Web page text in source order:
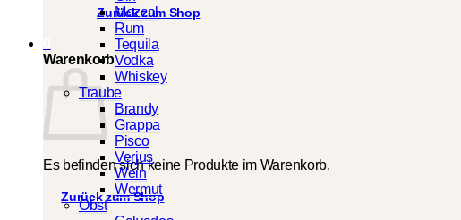
Zurück zum Shop
Warenkorb
Es befinden sich keine Produkte im Warenkorb.
Zurück zum Shop
Mezcal
Rum
Tequila
Vodka
Whiskey
Traube
Brandy
Grappa
Pisco
Verjus
Wein
Wermut
Obst